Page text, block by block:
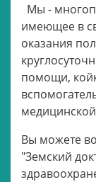
Мы -
имеющее в
оказания
помощи,
Вы можете
"Земский